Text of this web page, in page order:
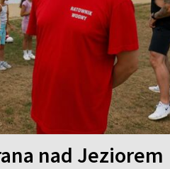
nad Jeziorem